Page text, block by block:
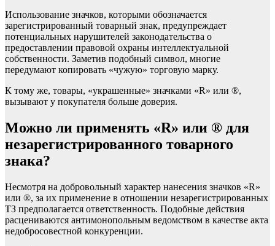
Использование значков, которыми обозначается
зарегистрированный товарный знак, предупреждает
потенциальных нарушителей законодательства о
предоставлении правовой охраны интеллектуальной
собственности. Заметив подобный символ, многие
передумают копировать «чужую» торговую марку.
К тому же, товары, «украшенные» значками «R» или ®,
вызывают у покупателя больше доверия.
Можно ли применять «R» или ® для
незарегистрированного товарного
знака?
Несмотря на добровольный характер нанесения значков «R»
или ®, за их применение в отношении незарегистрированных
ТЗ предполагается ответственность. Подобные действия
расцениваются антимонопольным ведомством в качестве акта
недобросовестной конкуренции.